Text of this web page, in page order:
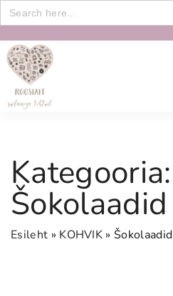
Search
for:
Kategooria:
Šokolaadid
Esileht » KOHVIK »Šokolaadid